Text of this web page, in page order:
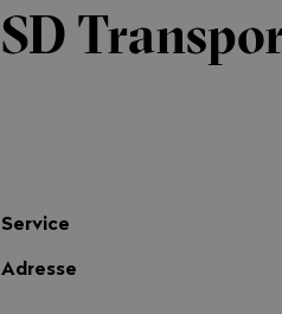
SD
Service
Adresse